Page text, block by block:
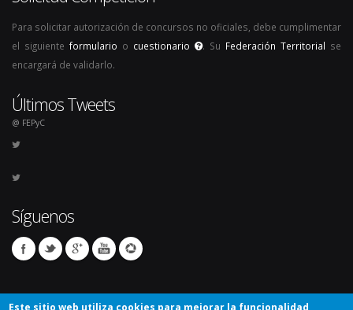
Para solicitar autorización de concursos no oficiales, debe cumplimentar
el siguiente formulario o cuestionario . Su Federación Territorial se
encargará de validarlo.
Últimos Tweets
@ FEPyC
Síguenos
Este sitio web utiliza cookies para mejorar la funcionalidad,